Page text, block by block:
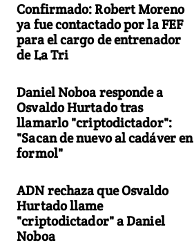
Confirmado: Robert Moreno
ya fue contactado por la FEF
para el cargo de entrenador
de La Tri
Daniel Noboa responde a
Osvaldo Hurtado tras
llamarlo "criptodictador":
"Sacan de nuevo al cadáver en
formol"
ADN rechaza que Osvaldo
Hurtado llame
"criptodictador" a Daniel
Noboa